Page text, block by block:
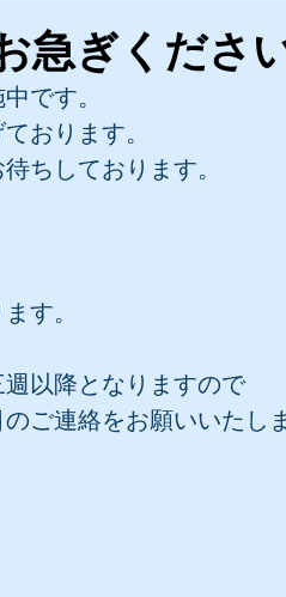
急ぎください
です。
おります。
ちしております。
す。
以降となりますので
ご連絡をお願いいたし